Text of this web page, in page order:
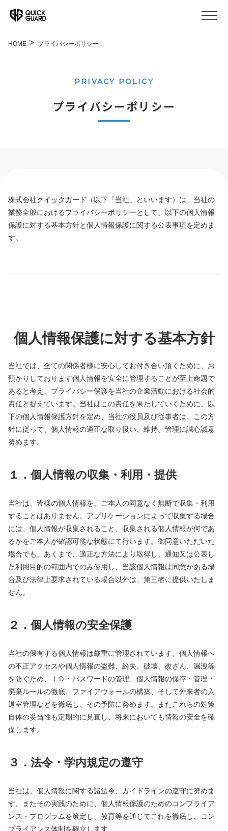
HOME プライバシーポリシー
PRIVACY POLICY
プライバシーポリシー
株式会社クイックガード（以下「当社」といいます）は、当社の
業務全般におけるプライバシーポリシーとして、以下の個人情報
保護に対する基本方針と個人情報保護に関する公表事項を定めま
す。
個人情報保護に対する基本方針
当社では、全ての関係者様に安心してお付き合い頂くために、お
預かりしております個人情報を安全に管理することが至上命題で
あると考え、プライバシー保護を当社の企業活動における社会的
責任と捉えています。当社はこの責任を果たしていくために、以
下の個人情報保護方針を定め、当社の役員及び従事者は、この方
針に従って、個人情報の適正な取り扱い、維持、管理に誠心誠意
努めます。
１．個人情報の収集・利用・提供
当社は、皆様の個人情報を、ご本人の同意なく無断で収集・利用
することはありません。アプリケーションによって収集する場合
には、個人情報が収集されること、収集される個人情報が何であ
るかをご本人が確認可能な状態にて行います。御同意いただいた
場合でも、あくまで、適正な方法により取得し、通知又は公表し
た利用目的の範囲内でのみ使用し、当該個人情報は同意がある場
合及び法律上要求されている場合以外は、第三者に提供いたしま
せん。
２．個人情報の安全保護
当社の保有する個人情報は厳重に管理されています。個人情報へ
の不正アクセスや個人情報の盗難、紛失、破壊、改ざん、漏洩等
を防ぐため、ＩＤ・パスワードの管理、個人情報の保存・管理・
廃棄ルールの徹底、ファイアウォールの構築、そして外来者の入
退室管理などを徹底し、その予防に努めます。またこれらの対策
自体の妥当性も定期的に見直し、将来においても情報の安全を確
保します。
３．法令・学内規定の遵守
当社は、個人情報に関する諸法令、ガイドラインの遵守に努めま
す。またその実践のために、個人情報保護のためのコンプライア
ンス・プログラムを策定し、教育等を通じてこれを徹底し、コン
プライアンス体制を確立します。